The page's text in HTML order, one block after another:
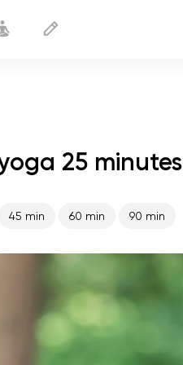
25 minutes
45 min 60 min 90 min